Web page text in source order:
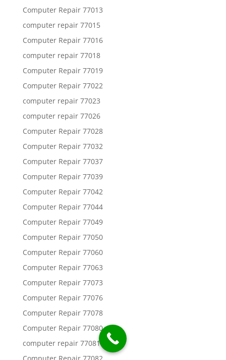
Computer Repair 77013
computer repair 77015
Computer Repair 77016
computer repair 77018
Computer Repair 77019
Computer Repair 77022
computer repair 77023
computer repair 77026
Computer Repair 77028
Computer Repair 77032
Computer Repair 77037
Computer Repair 77039
Computer Repair 77042
Computer Repair 77044
Computer Repair 77049
Computer Repair 77050
Computer Repair 77060
Computer Repair 77063
Computer Repair 77073
Computer Repair 77076
Computer Repair 77078
Computer Repair 77080
computer repair 77081